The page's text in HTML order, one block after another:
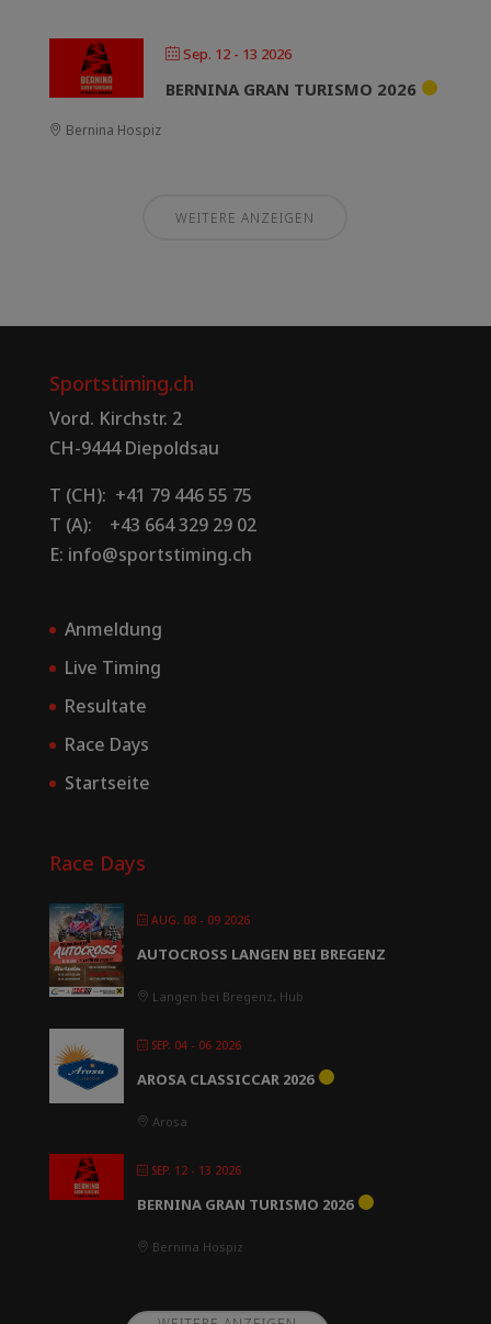
Sep. 12 - 13 2026
BERNINA GRAN TURISMO 2026
Bernina Hospiz
WEITERE ANZEIGEN
Sportstiming.ch
Vord. Kirchstr. 2
CH-9444 Diepoldsau
T (CH): +41 79 446 55 75
T (A): +43 664 329 29 02
E: info@sportstiming.ch
Anmeldung
Live Timing
Resultate
Race Days
Startseite
Race Days
AUG. 08 - 09 2026
AUTOCROSS LANGEN BEI BREGENZ
Langen bei Bregenz, Hub
SEP. 04 - 06 2026
AROSA CLASSICCAR 2026
Arosa
SEP. 12 - 13 2026
BERNINA GRAN TURISMO 2026
Bernina Hospiz